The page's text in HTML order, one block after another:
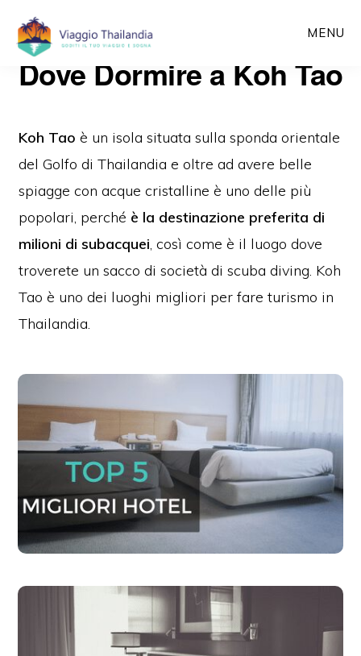
Passa
contenuto
MENU
Dove Dormire a Koh Tao
Koh Taoè un isola situata sulla sponda orientale
del Golfo di Thailandia e oltre ad avere belle
spiagge con acque cristalline è uno delle più
popolari, perché è la destinazione preferita di
milioni di subacquei, così come è il luogo dove
troverete un sacco di società di scuba diving. Koh
Tao è uno dei luoghi migliori per fare turismo in
Thailandia.